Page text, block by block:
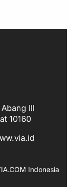
III
10160
Indonesia